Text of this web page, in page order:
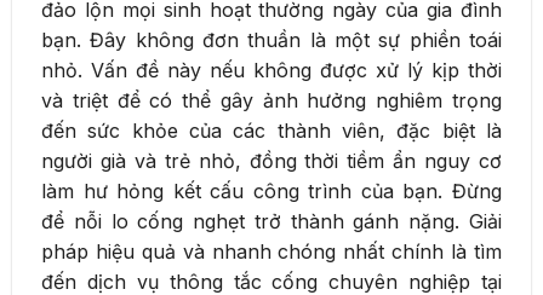
đảo lộn mọi sinh hoạt thường ngày của gia đình
bạn. Đây không đơn thuần là một sự phiền toái
nhỏ. Vấn đề này nếu không được xử lý kịp thời
và triệt để có thể gây ảnh hưởng nghiêm trọng
đến sức khỏe của các thành viên, đặc biệt là
người già và trẻ nhỏ, đồng thời tiềm ẩn nguy cơ
làm hư hỏng kết cấu công trình của bạn. Đừng
để nỗi lo cống nghẹt trở thành gánh nặng. Giải
pháp hiệu quả và nhanh chóng nhất chính là tìm
đến dịch vụ thông tắc cống chuyên nghiệp tại